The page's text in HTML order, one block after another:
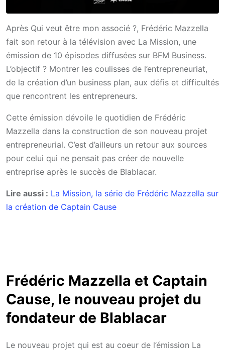
Après Qui veut être mon associé ?, Frédéric Mazzella
fait son retour à la télévision avec La Mission, une
émission de 10 épisodes diffusées sur BFM Business.
L’objectif ? Montrer les coulisses de l’entrepreneuriat,
de la création d’un business plan, aux défis et difficultés
que rencontrent les entrepreneurs.
Cette émission dévoile le quotidien de Frédéric
Mazzella dans la construction de son nouveau projet
entrepreneurial. C’est d’ailleurs un retour aux sources
pour celui qui ne pensait pas créer de nouvelle
entreprise après le succès de Blablacar.
Lire aussi : La Mission, la série de Frédéric Mazzella sur
la création de Captain Cause
Frédéric Mazzella et Captain
Cause, le nouveau projet du
fondateur de Blablacar
Le nouveau projet qui est au coeur de l’émission La